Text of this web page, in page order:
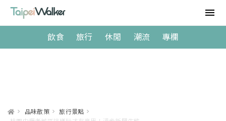
飲食 旅行 休閒 潮流 專欄
> 品味散策 > 旅行景點 >